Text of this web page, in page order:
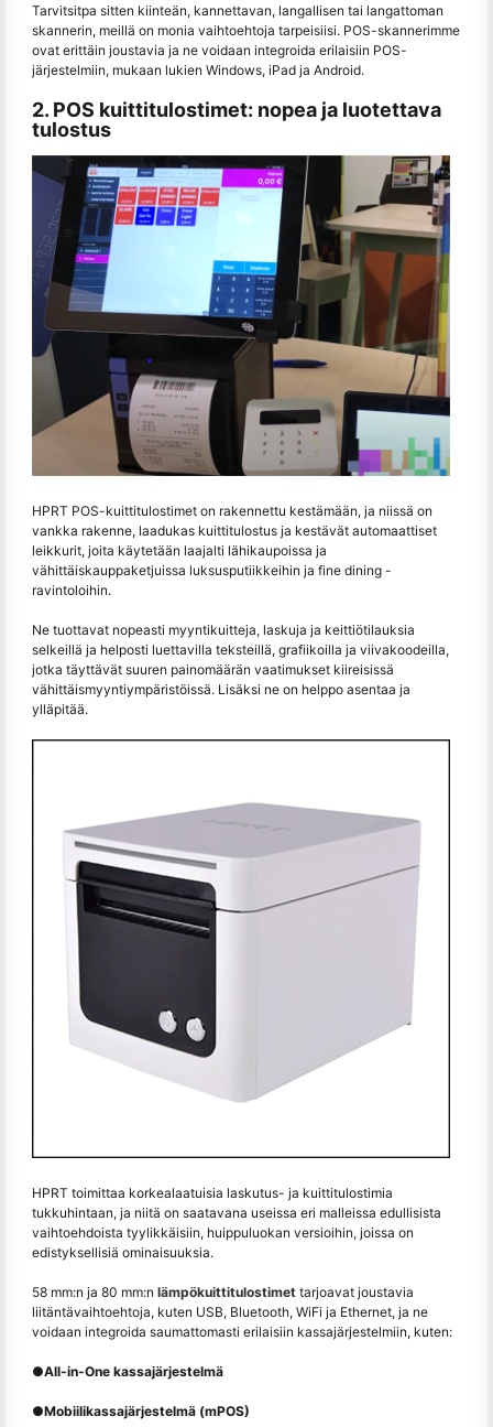
Tarvitsitpa sitten kiinteän, kannettavan, langallisen tai langattoman
skannerin, meillä on monia vaihtoehtoja tarpeisiisi. POS-skannerimme
ovat erittäin joustavia ja ne voidaan integroida erilaisiin POS-
järjestelmiin, mukaan lukien Windows, iPad ja Android.
2. POS kuittitulostimet: nopea ja luotettava
tulostus
HPRT POS-kuittitulostimet on rakennettu kestämään, ja niissä on
vankka rakenne, laadukas kuittitulostus ja kestävät automaattiset
leikkurit, joita käytetään laajalti lähikaupoissa ja
vähittäiskauppaketjuissa luksusputiikkeihin ja fine dining -
ravintoloihin.
Ne tuottavat nopeasti myyntikuitteja, laskuja ja keittiötilauksia
selkeillä ja helposti luettavilla teksteillä, grafiikoilla ja viivakoodeilla,
jotka täyttävät suuren painomäärän vaatimukset kiireisissä
vähittäismyyntiympäristöissä. Lisäksi ne on helppo asentaa ja
ylläpitää.
HPRT toimittaa korkealaatuisia laskutus- ja kuittitulostimia
tukkuhintaan, ja niitä on saatavana useissa eri malleissa edullisista
vaihtoehdoista tyylikkäisiin, huippuluokan versioihin, joissa on
edistyksellisiä ominaisuuksia.
58 mm:n ja 80 mm:n lämpökuittitulostimet tarjoavat joustavia
liitäntävaihtoehtoja, kuten USB, Bluetooth, WiFi ja Ethernet, ja ne
voidaan integroida saumattomasti erilaisiin kassajärjestelmiin, kuten:
●All-in-One kassajärjestelmä
●Mobiilikassajärjestelmä (mPOS)